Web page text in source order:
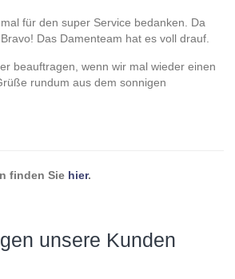
für den super Service bedanken. Da
Das Damenteam hat es voll drauf.
beauftragen, wenn wir mal wieder einen
rundum aus dem sonnigen
finden Sie hier.
unsere Kunden